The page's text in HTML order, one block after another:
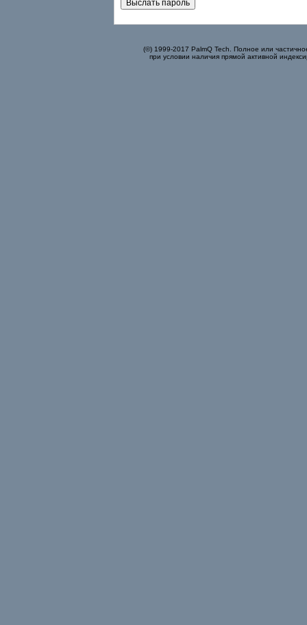
(©) 1999-2017 PalmQ Tech. Полное или
при условии наличия прямой активной